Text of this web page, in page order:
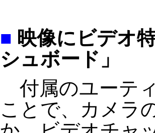
■ 映像にビデオ
シュボード」
付属のユーテ
ことで、カメラ